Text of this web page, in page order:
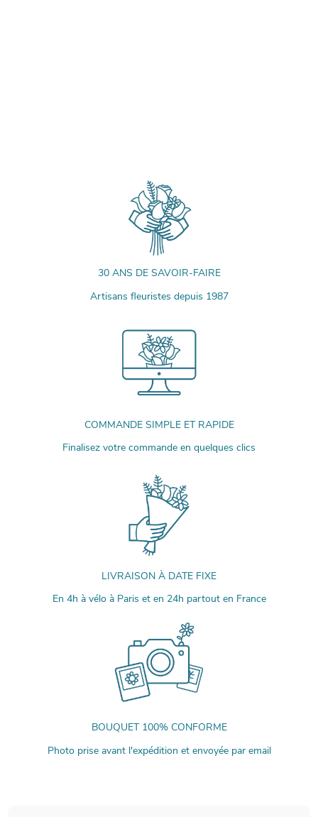
30 ANS DE SAVOIR-FAIRE
Artisans fleuristes depuis 1987
COMMANDE SIMPLE ET RAPIDE
Finalisez votre commande en quelques clics
LIVRAISON À DATE FIXE
En 4h à vélo à Paris et en 24h partout en France
BOUQUET 100% CONFORME
Photo prise avant l'expédition et envoyée par email